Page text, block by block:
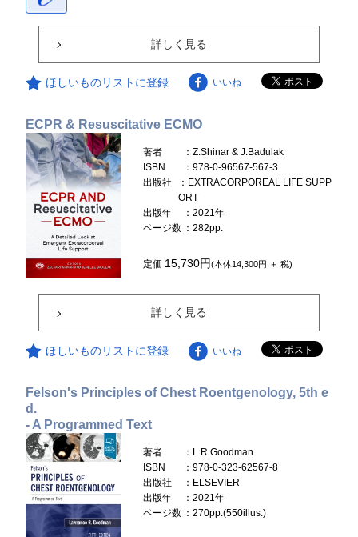
詳しく見る
ほしいものリストに登録 いいね
ECPR & Resuscitative ECMO
著者
：Z.Shinar & J.Badulak
ISBN
：978-0-96567-567-3
出版社
：EXTRACORPOREAL LIFE SUPP
ORT
出版年
：2021年
ページ数 ：282pp.
定価 15,730円(本体14,300円 ＋ 税)
詳しく見る
ほしいものリストに登録 いいね
Felson's Principles of Chest Roentgenology, 5th e
d.
- A Programmed Text
著者
：L.R.Goodman
ISBN
：978-0-323-62567-8
出版社
：ELSEVIER
出版年
：2021年
ページ数 ：270pp.(550illus.)